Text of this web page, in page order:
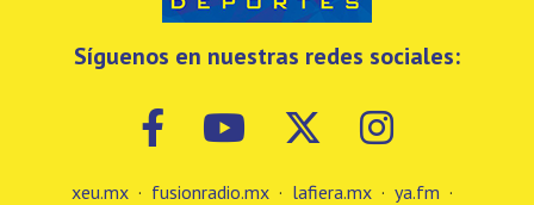
Síguenos en nuestras redes sociales:
xeu.mx · fusionradio.mx · lafiera.mx · ya.fm ·